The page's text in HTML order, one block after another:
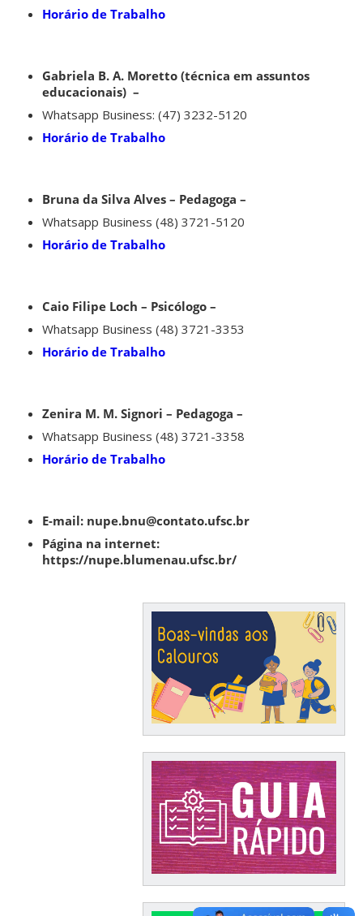
Horário de Trabalho
Gabriela B. A. Moretto (técnica em assuntos
educacionais) –
Whatsapp Business: (47) 3232-5120
Horário de Trabalho
Bruna da Silva Alves – Pedagoga –
Whatsapp Business (48) 3721-5120
Horário de Trabalho
Caio Filipe Loch – Psicólogo –
Whatsapp Business (48) 3721-3353
Horário de Trabalho
Zenira M. M. Signori – Pedagoga –
Whatsapp Business (48) 3721-3358
Horário de Trabalho
E-mail: nupe.bnu@contato.ufsc.br
Página na internet:
https://nupe.blumenau.ufsc.br/